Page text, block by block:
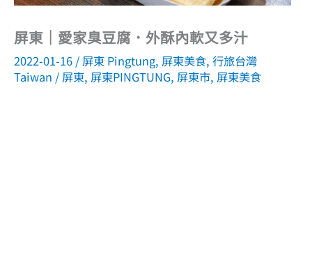
屏東｜愛家臭豆腐．外酥內軟又多汁
2022-01-16 / 屏東 Pingtung, 屏東美食, 行旅台灣
Taiwan / 屏東, 屏東PINGTUNG, 屏東市, 屏東美食